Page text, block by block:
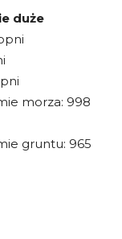
duże
morza: 998
gruntu: 965